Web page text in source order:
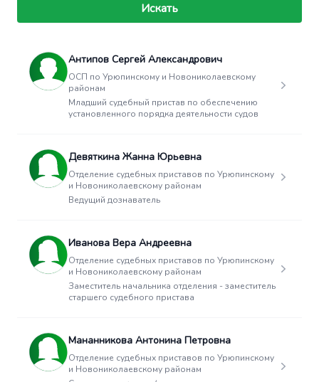
Искать
Антипов Сергей Александрович
ОСП по Урюпинскому и Новониколаевскому
районам
Младший судебный пристав по обеспечению
установленного порядка деятельности судов
Девяткина Жанна Юрьевна
Отделение судебных приставов по Урюпинскому
и Новониколаевскому районам
Ведущий дознаватель
Иванова Вера Андреевна
Отделение судебных приставов по Урюпинскому
и Новониколаевскому районам
Заместитель начальника отделения - заместитель
старшего судебного пристава
Мананникова Антонина Петровна
Отделение судебных приставов по Урюпинскому
и Новониколаевскому районам